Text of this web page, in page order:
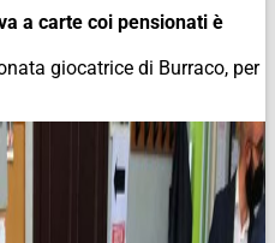
a carte coi pensionati è
giocatrice di Burraco, per